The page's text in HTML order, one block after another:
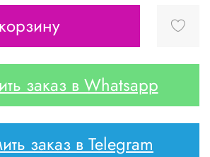
заказ в Whatsapp
заказ в Telegram